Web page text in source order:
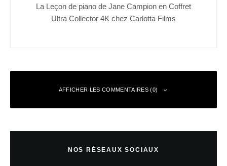
La Leçon de piano de Jane Campion en Coffret
Ultra Collector 4K chez Carlotta Films
AFFICHER LES COMMENTAIRES (0)
NOS RÉSEAUX SOCIAUX